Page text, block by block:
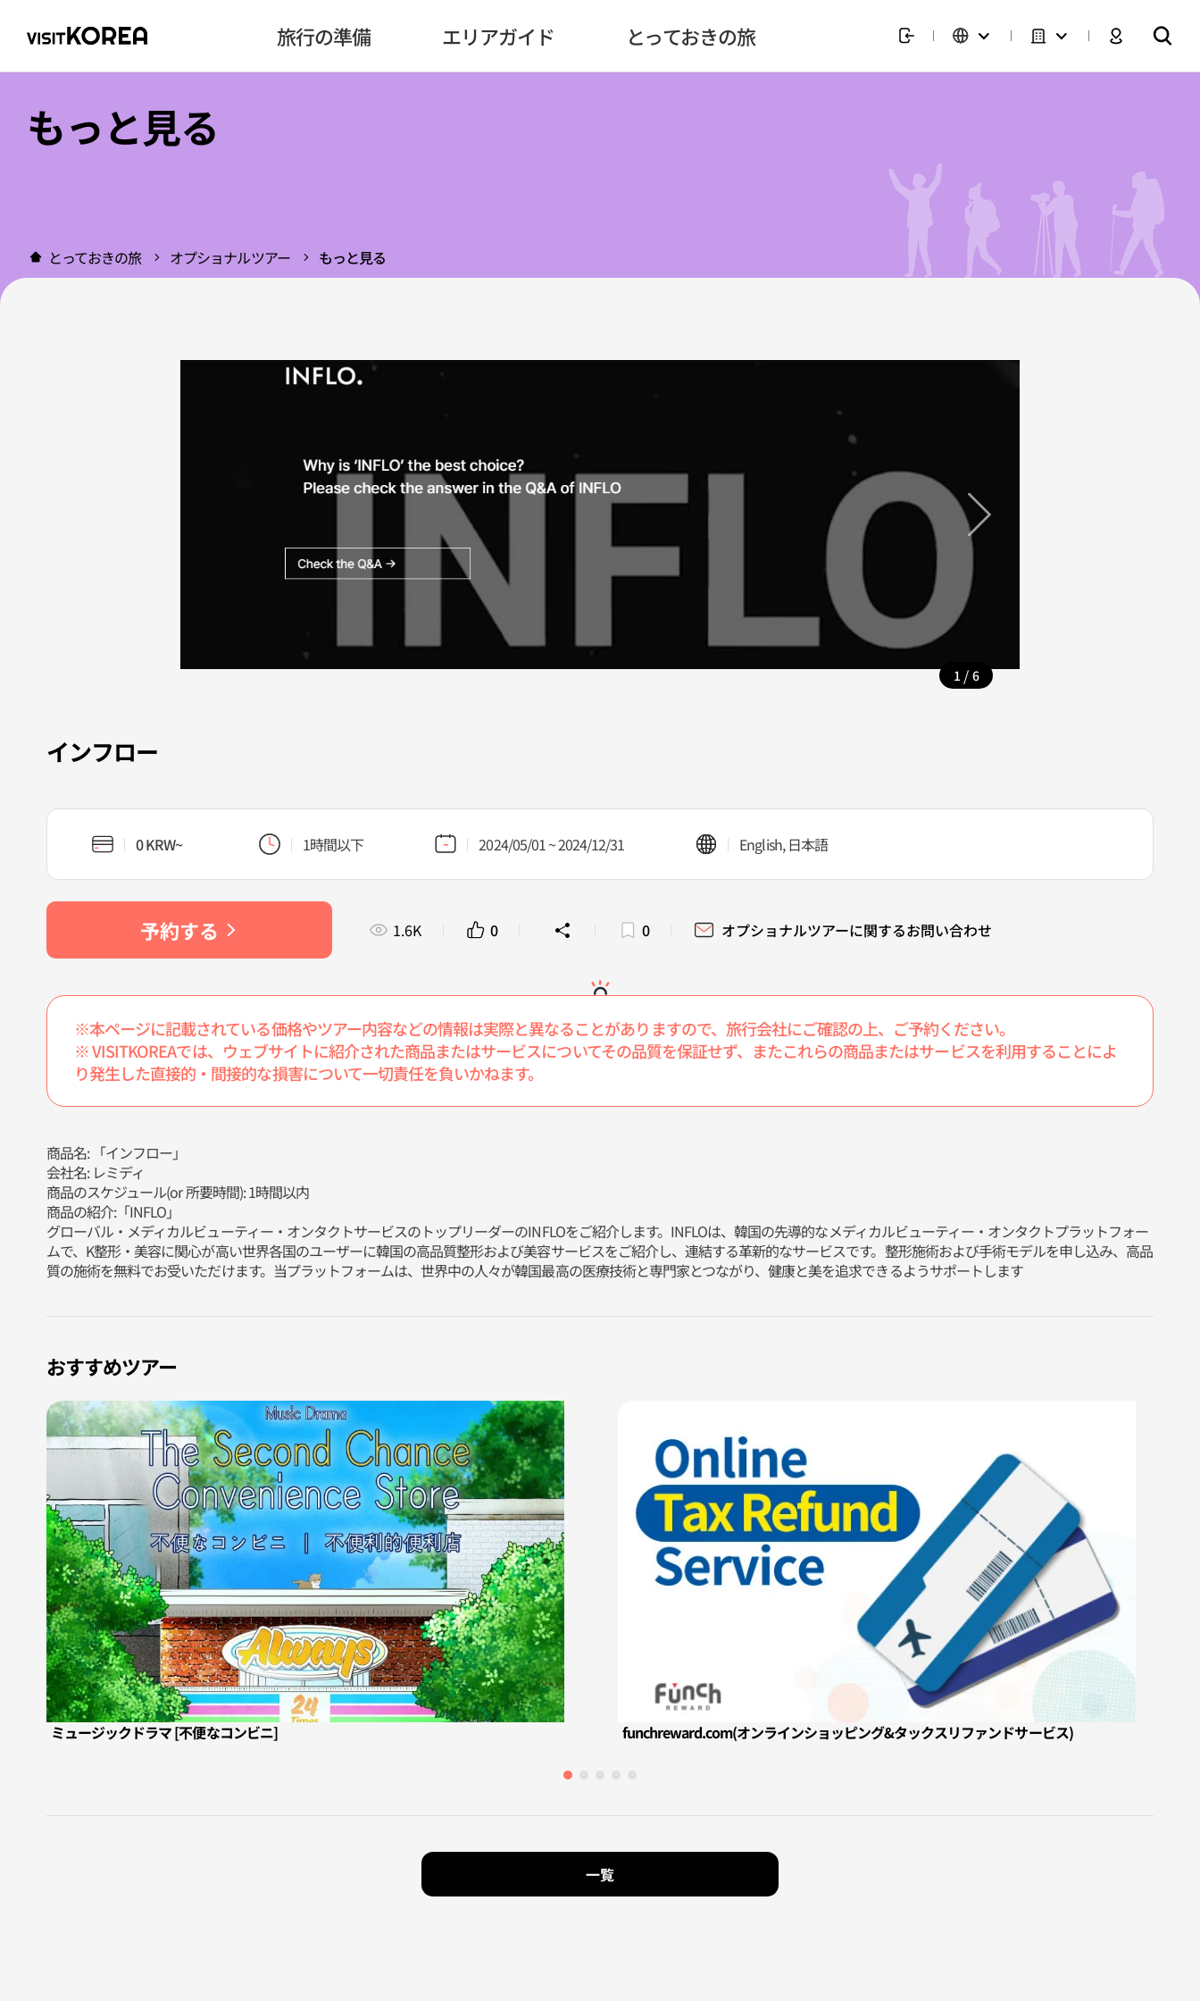
旅行の準備 エリアガイド とっておきの旅
もっと見る
とっておきの旅 オプショナルツアー もっと見る
1 / 6
インフロー
0 KRW~ 1時間以下 2024/05/01 ~ 2024/12/31 English, 日本語
予約する 1.6K 0 0 オプショナルツアーに関するお問い合わせ
※本ページに記載されている価格やツアー内容などの情報は実際と異なることがありますので、旅行会社にご確認の上、ご予約ください。
※ VISITKOREAでは、ウェブサイトに紹介された商品またはサービスについてその品質を保証せず、またこれらの商品またはサービスを利用することによ
り発生した直接的・間接的な損害について一切責任を負いかねます。
商品名: 「インフロー」
会社名: レミディ
商品のスケジュール(or 所要時間): 1時間以内
商品の紹介:「INFLO」
グローバル・メディカルビューティー・オンタクトサービスのトップリーダーのINFLOをご紹介します。INFLOは、韓国の先導的なメディカルビューティー・オンタクトプラットフォー
ムで、K整形・美容に関心が高い世界各国のユーザーに韓国の高品質整形および美容サービスをご紹介し、連結する革新的なサービスです。整形施術および手術モデルを申し込み、高品
質の施術を無料でお受いただけます。当プラットフォームは、世界中の人々が韓国最高の医療技術と専門家とつながり、健康と美を追求できるようサポートします
おすすめツアー
ミュージックドラマ [不便なコンビニ] funchreward.com(オンラインショッピング&タックスリファンドサービス)
一覧